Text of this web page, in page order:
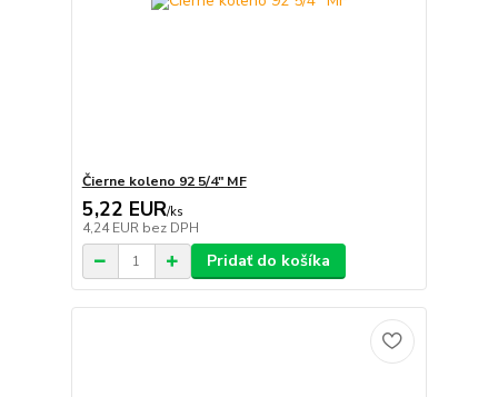
Čierne koleno 92 5/4" MF
5,22 EUR/ks
4,24 EUR bez DPH
Pridať do košíka